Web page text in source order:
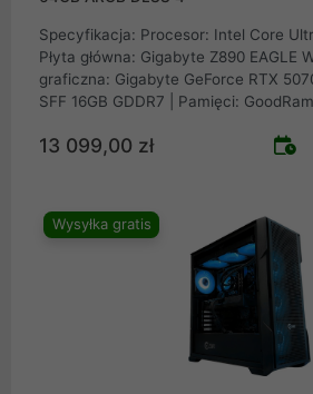
Specyfikacja: Procesor: Intel Core
Płyta główna: Gigabyte Z890 EAGLE
graficzna: Gigabyte GeForce RTX
SFF 16GB GDDR7 | Pamięci:
VP4300 Lite 2TB M.2 PCIe NVMe
80Plus Gold 850W | Chłodzenie
Lite ARGB
13 099,00 zł
Wysyłka gratis